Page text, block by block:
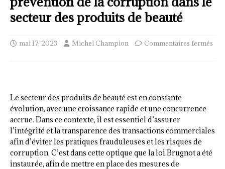
secteur des produits de beauté
mai 17, 2023 Michel Champion Commentaires fermés
Le secteur des produits de beauté est en constante
évolution, avec une croissance rapide et une concurrence
accrue. Dans ce contexte, il est essentiel d’assurer
l’intégrité et la transparence des transactions commerciales
afin d’éviter les pratiques frauduleuses et les risques de
corruption. C’est dans cette optique que la loi Brugnot a été
instaurée, afin de mettre en place des mesures de